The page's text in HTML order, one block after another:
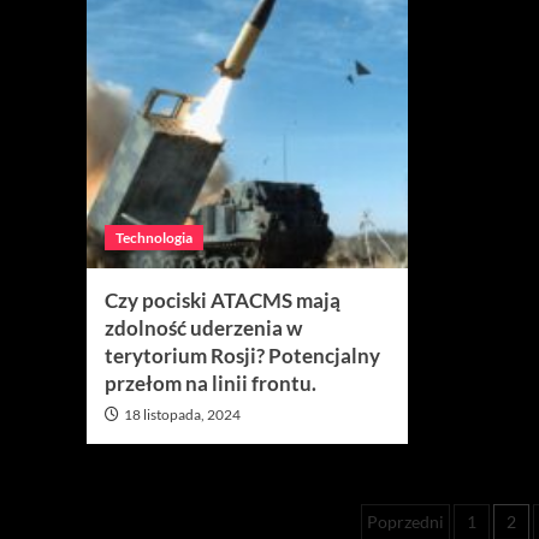
Technologia
Czy pociski ATACMS mają
zdolność uderzenia w
terytorium Rosji? Potencjalny
przełom na linii frontu.
18 listopada, 2024
Poprzedni 1 2